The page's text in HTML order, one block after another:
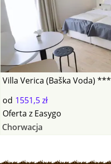
Villa Verica (Baška Voda) ***
od 1551,5 zł
Oferta z Easygo
Chorwacja